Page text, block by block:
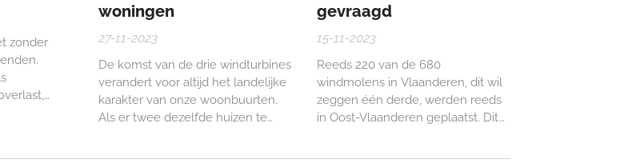
zonder
woningen
27-11-2023
De komst van de drie windturbines
verandert voor altijd het landelijke
karakter van onze woonbuurten.
Als er twee dezelfde huizen te
gevraagd
15-11-2023
Reeds 220 van de 680
windmolens in Vlaanderen, dit wil
zeggen één derde, werden reeds
in Oost-Vlaanderen geplaatst. Dit